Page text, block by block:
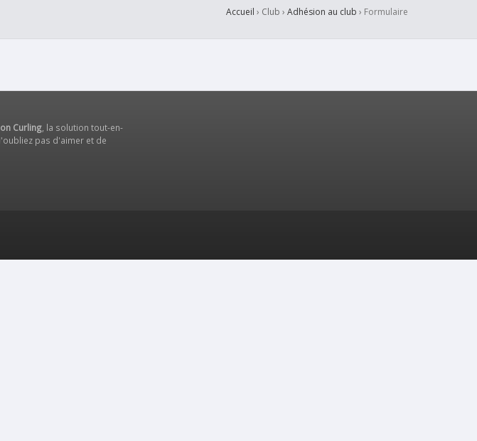
Accueil › Club › Adhésion au club › Formulaire
Curling, la solution tout-en-
pas d'aimer et de